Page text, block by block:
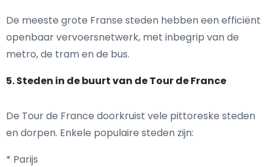
De meeste grote Franse steden hebben een efficiënt
openbaar vervoersnetwerk, met inbegrip van de
metro, de tram en de bus.
5. Steden in de buurt van de Tour de France
De Tour de France doorkruist vele pittoreske steden
en dorpen. Enkele populaire steden zijn:
* Parijs